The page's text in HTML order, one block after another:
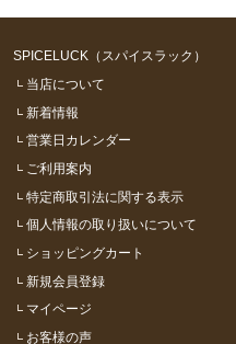
SPICELUCK（スパイスラック）
当店について
新着情報
営業日カレンダー
ご利用案内
特定商取引法に関する表示
個人情報の取り扱いについて
ショッピングカート
新規会員登録
マイページ
お客様の声